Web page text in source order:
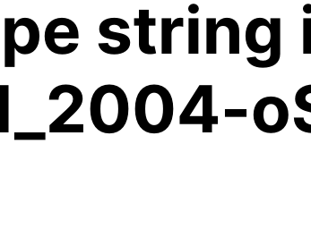
string